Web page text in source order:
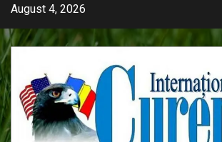
Skip
content
August 4, 2026